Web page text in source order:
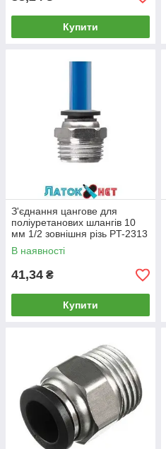
Купити
З'єднання цангове для
поліуретанових шлангів 10
мм 1/2 зовнішня різь PT-2313
Intertool
В наявності
41,34 ₴
Купити